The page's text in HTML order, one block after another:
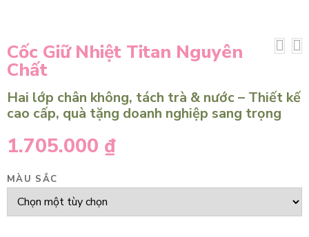
Cốc Giữ Nhiệt Titan Nguyên
Chất
Hai lớp chân không, tách trà & nước – Thiết kế
cao cấp, quà tặng doanh nghiệp sang trọng
1.705.000 ₫
MÀU SẮC